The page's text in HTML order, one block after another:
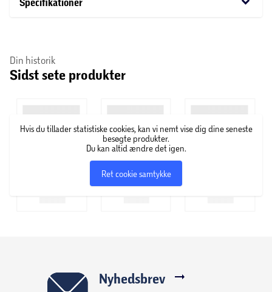
Specifikationer
Din historik
Sidst sete produkter
Hvis du tillader statistiske cookies, kan vi nemt vise dig dine seneste
besøgte produkter.
Du kan altid ændre det igen.
Ret cookie samtykke
Nyhedsbrev